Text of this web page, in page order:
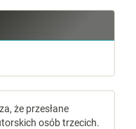
że przesłane
osób trzecich.